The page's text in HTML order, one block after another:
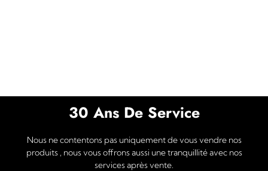
30 Ans De Service
Nous ne contentons pas uniquement de vous vendre nos
produits , nous vous offrons aussi une tranquillité avec nos
services après vente.